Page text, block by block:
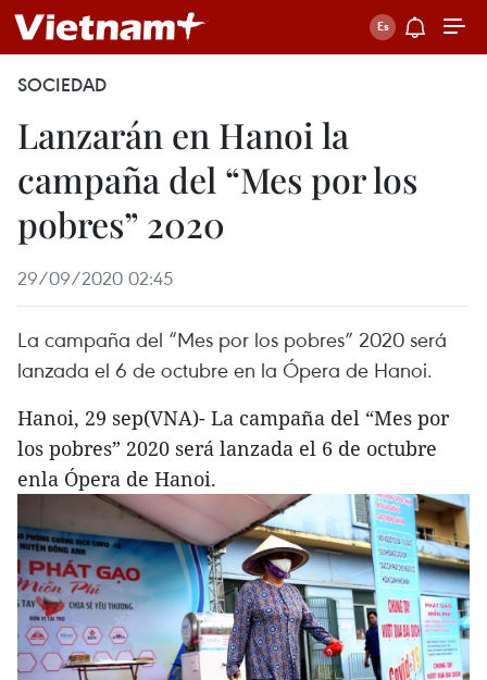
SOCIEDAD
Lanzarán en Hanoi la
campaña del “Mes por los
pobres” 2020
29/09/2020 02:45
La campaña del “Mes por los pobres” 2020 será
lanzada el 6 de octubre en la Ópera de Hanoi.
Hanoi, 29 sep(VNA)- La campaña del “Mes por
los pobres” 2020 será lanzada el 6 de octubre
enla Ópera de Hanoi.